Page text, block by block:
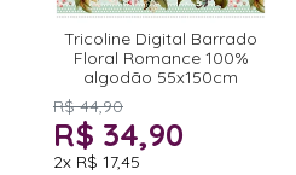
Tricoline Digital Barrado
Floral Romance 100%
algodão 55x150cm
R$ 44,90
R$ 34,90
2x R$ 17,45